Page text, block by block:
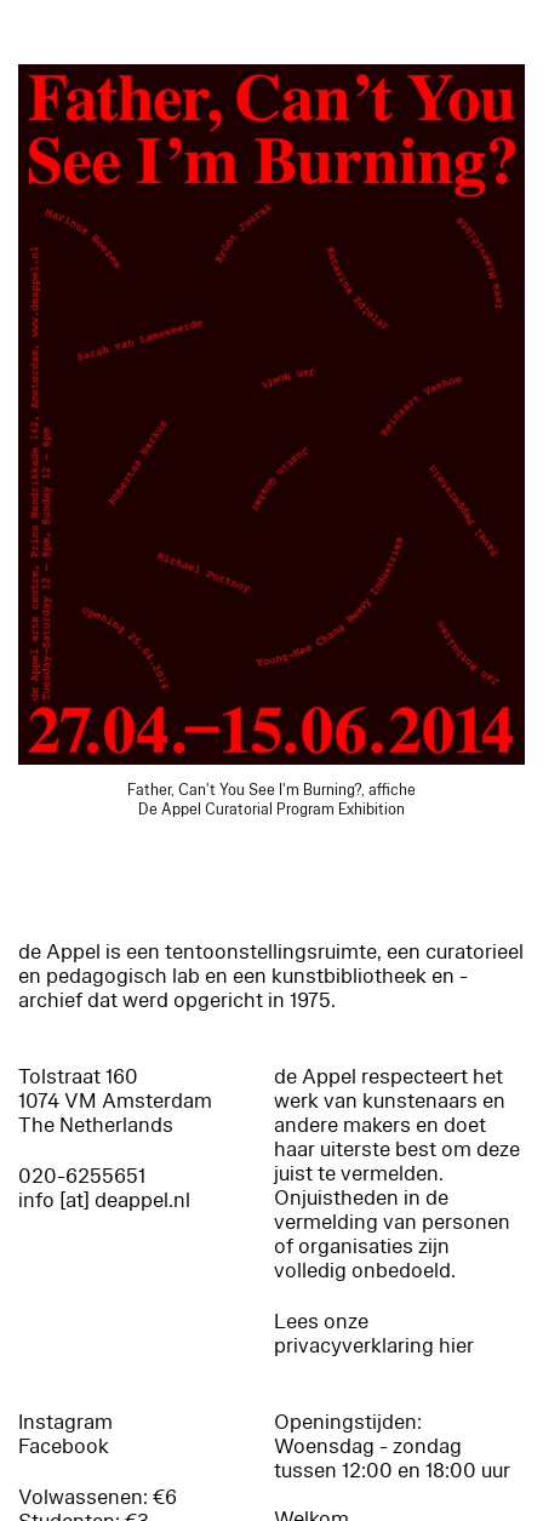
Father, Can't You See I'm Burning?, affiche
De Appel Curatorial Program Exhibition
de Appel is een tentoonstellingsruimte, een curatorieel
en pedagogisch lab en een kunstbibliotheek en -
archief dat werd opgericht in 1975.
Tolstraat 160
1074 VM Amsterdam
The Netherlands
020-6255651
info [at] deappel.nl
de Appel respecteert het
werk van kunstenaars en
andere makers en doet
haar uiterste best om deze
juist te vermelden.
Onjuistheden in de
vermelding van personen
of organisaties zijn
volledig onbedoeld.
Lees onze
privacyverklaring hier
Instagram
Facebook
Volwassenen: €6
Openingstijden:
Woensdag - zondag
tussen 12:00 en 18:00 uur